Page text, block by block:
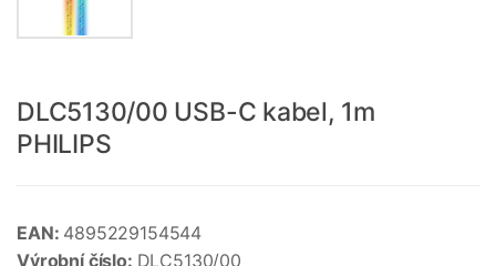
DLC5130/00 USB-C kabel, 1m
PHILIPS
EAN: 4895229154544
Výrobní číslo: DLC5130/00